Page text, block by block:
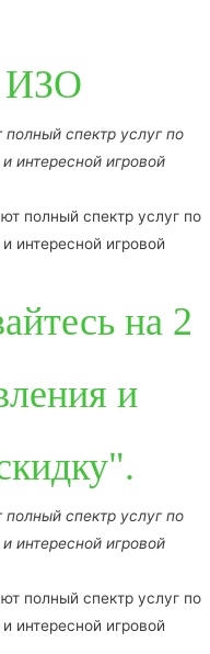
ИЗО
спектр услуг по
интересной игровой
на 2
и
спектр услуг по
интересной игровой